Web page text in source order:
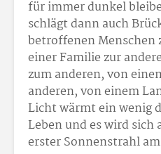
für immer dunkel
schlägt dann auch
betroffenen Menschen
einer Familie zur
zum anderen, von
anderen, von einem
Licht wärmt ein wenig
Leben und es wird sich
erster Sonnenstrahl